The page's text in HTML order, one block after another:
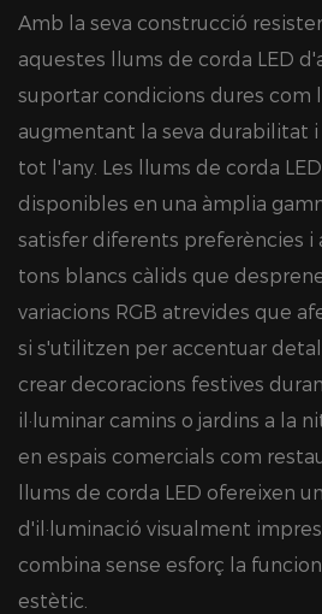
Amb la seva construcció
aquestes llums de corda LED
suportar condicions dures com
augmentant la seva durabilitat
tot l'any. Les llums de corda
disponibles en una àmplia
satisfer diferents preferències i
tons blancs càlids que
variacions RGB atrevides que
si s'utilitzen per accentuar
crear decoracions festives
il·luminar camins o jardins a la
en espais comercials com
llums de corda LED ofereixen
d'il·luminació visualment
combina sense esforç la
estètic.